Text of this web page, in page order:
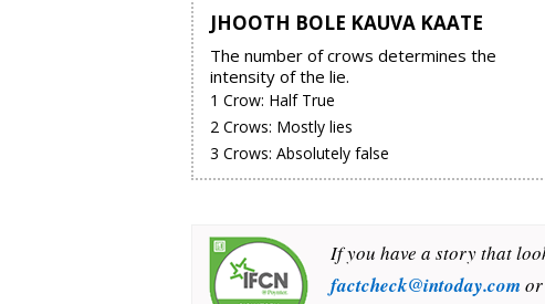
JHOOTH BOLE KAUVA KAATE
The number of crows determines the
intensity of the lie.
1 Crow: Half True
2 Crows: Mostly lies
3 Crows: Absolutely false
If you have a story that
factcheck@intoday.com or